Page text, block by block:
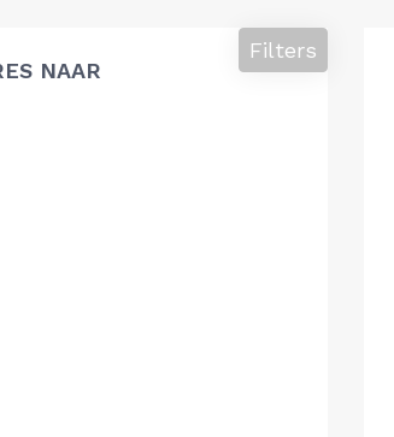
NAAR
Filters